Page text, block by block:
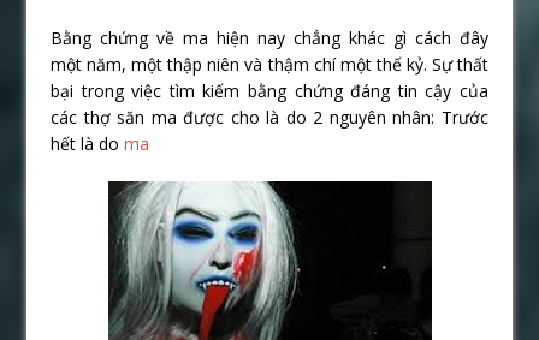
Bằng chứng về ma hiện nay chẳng khác gì cách đây
một năm, một thập niên và thậm chí một thế kỷ. Sự thất
bại trong việc tìm kiếm bằng chứng đáng tin cậy của
các thợ săn ma được cho là do 2 nguyên nhân: Trước
hết là doma